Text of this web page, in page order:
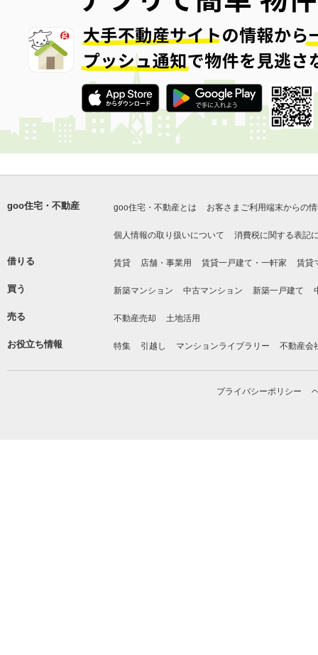
goo住宅・不動産 goo住宅・不動産とは お客さまご利用端末からの
個人情報の取り扱いについて 消費税に関する表記
借りる 賃貸 店舗・事業用 賃貸一戸建て・一軒家 賃貸
買う 新築マンション 中古マンション 新築一戸建て
売る 不動産売却 土地活用
お役立ち情報 特集 引越し マンションライブラリー 不動産会
プライバシーポリシー